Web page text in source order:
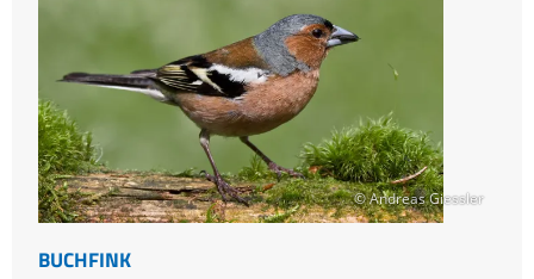
© Andreas Giessler
BUCHFINK